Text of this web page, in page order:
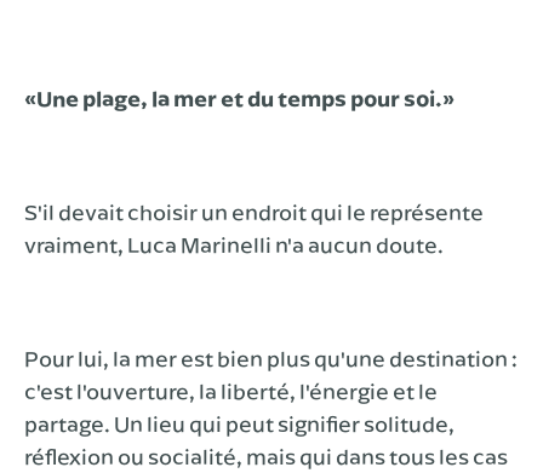
«Une plage, la mer et du temps pour soi.»
S'il devait choisir un endroit qui le représente
vraiment, Luca Marinelli n'a aucun doute.
Pour lui, la mer est bien plus qu'une destination :
c'est l'ouverture, la liberté, l'énergie et le
partage. Un lieu qui peut signifier solitude,
réflexion ou socialité, mais qui dans tous les cas